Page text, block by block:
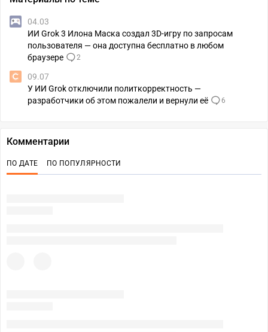
04.03
ИИ Grok 3 Илона Маска создал 3D-игру по запросам
пользователя — она доступна бесплатно в любом
браузере
2
09.07
У ИИ Grok отключили политкорректность —
разработчики об этом пожалели и вернули её
6
Комментарии
ПО ДАТЕ ПО ПОПУЛЯРНОСТИ